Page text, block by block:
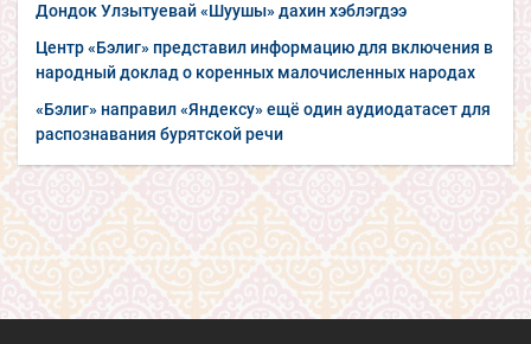
Дондок Улзытуевай «Шуушы» дахин хэблэгдээ
Центр «Бэлиг» представил информацию для включения в
народный доклад о коренных малочисленных народах
«Бэлиг» направил «Яндексу» ещё один аудиодатасет для
распознавания бурятской речи